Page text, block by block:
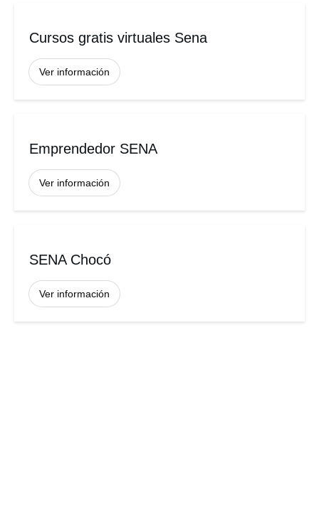
Cursos gratis virtuales Sena
Ver información
Emprendedor SENA
Ver información
SENA Chocó
Ver información